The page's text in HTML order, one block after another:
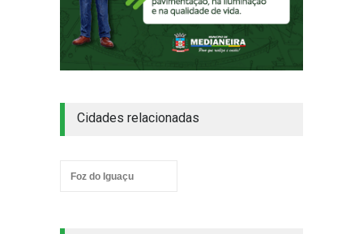
Cidades relacionadas
Foz do Iguaçu